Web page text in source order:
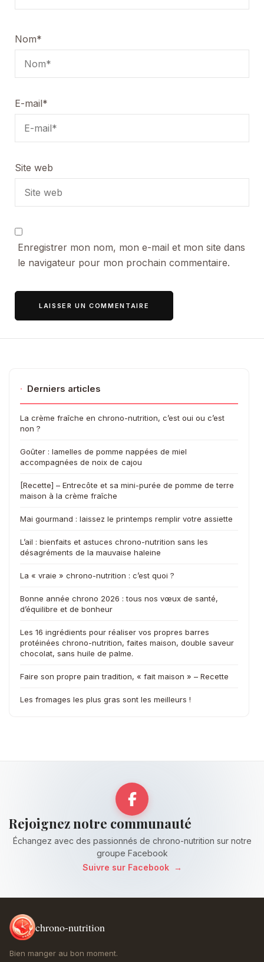
Nom*
E-mail*
Site web
Enregistrer mon nom, mon e-mail et mon site dans
le navigateur pour mon prochain commentaire.
· Derniers articles
La crème fraîche en chrono-nutrition, c’est oui ou c’est
non ?
Goûter : lamelles de pomme nappées de miel
accompagnées de noix de cajou
[Recette] – Entrecôte et sa mini-purée de pomme de terre
maison à la crème fraîche
Mai gourmand : laissez le printemps remplir votre assiette
L’ail : bienfaits et astuces chrono-nutrition sans les
désagréments de la mauvaise haleine
La « vraie » chrono-nutrition : c’est quoi ?
Bonne année chrono 2026 : tous nos vœux de santé,
d’équilibre et de bonheur
Les 16 ingrédients pour réaliser vos propres barres
protéinées chrono-nutrition, faites maison, double saveur
chocolat, sans huile de palme.
Faire son propre pain tradition, « fait maison » – Recette
Les fromages les plus gras sont les meilleurs !
Rejoignez notre communauté
Échangez avec des passionnés de chrono-nutrition sur notre
groupe Facebook
Suivre sur Facebook
→
chrono-nutrition
Bien manger au bon moment.